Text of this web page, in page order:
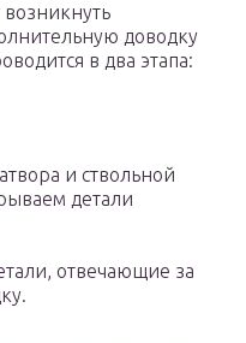
доводку
в два этапа:
и ствольной
детали
отвечающие за